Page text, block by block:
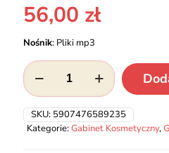
56,00 zł
Nośnik: Pliki mp3
ilość
Sensual
rhythm
SKU: 5907476589235
Kategorie:Gabinet Kosmetyczny,